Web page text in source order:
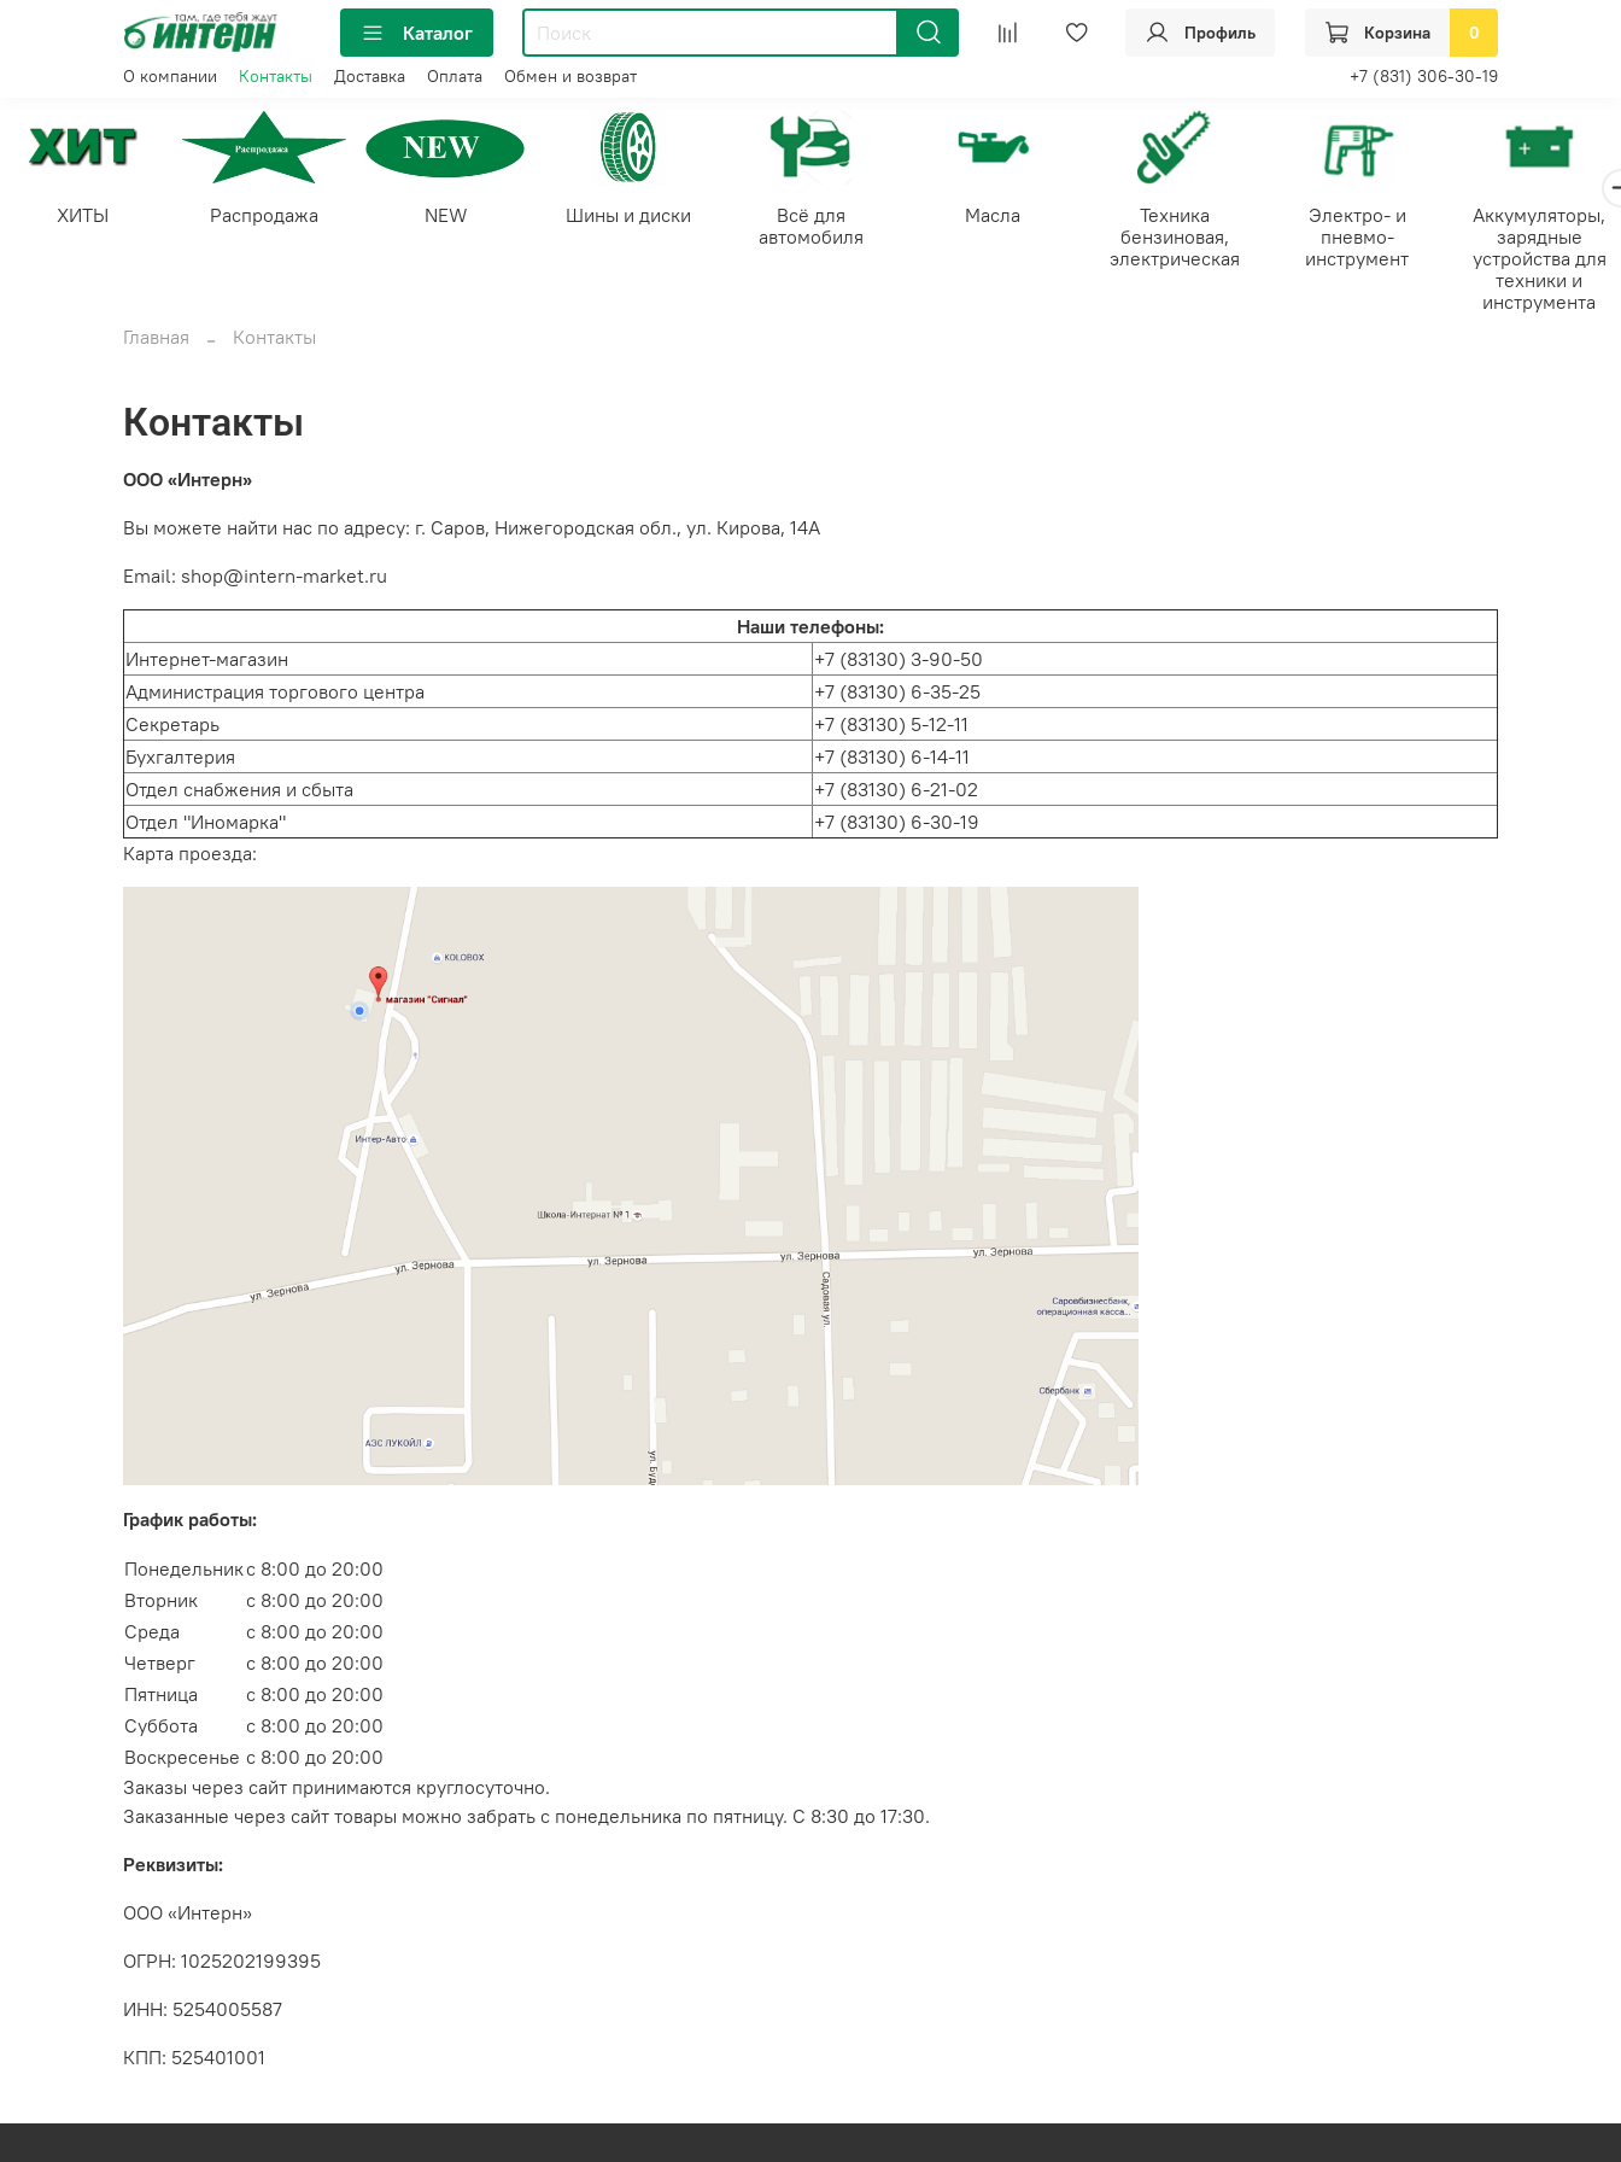
Каталог Профиль Корзина 0
О компании Контакты Доставка Оплата Обмен и возврат +7 (831) 306-30-19
ХИТЫ Распродажа NEW Шины и диски
Всё для
автомобиля
Масла
Техника
бензиновая,
электрическая
Электро- и
пневмо-
инструмент
Аккумуляторы,
зарядные
устройства для
техники и
инструмента
Главная
Контакты
Контакты
ООО «Интерн»
Вы можете найти нас по адресу: г. Саров, Нижегородская обл., ул. Кирова, 14А
Email: shop@intern-market.ru
Наши телефоны:
Интернет-магазин
+7 (83130) 3-90-50
Администрация торгового центра
+7 (83130) 6-35-25
Секретарь
+7 (83130) 5-12-11
Бухгалтерия
+7 (83130) 6-14-11
Отдел снабжения и сбыта
+7 (83130) 6-21-02
Отдел "Иномарка"
+7 (83130) 6-30-19
Карта проезда:
График работы:
Понедельникс 8:00 до 20:00
Вторник
с 8:00 до 20:00
Среда
с 8:00 до 20:00
Четверг
с 8:00 до 20:00
Пятница
с 8:00 до 20:00
Суббота
с 8:00 до 20:00
Воскресенье с 8:00 до 20:00
Заказы через сайт принимаются круглосуточно.
Заказанные через сайт товары можно забрать с понедельника по пятницу. С 8:30 до 17:30.
Реквизиты:
ООО «Интерн»
ОГРН: 1025202199395
ИНН: 5254005587
КПП: 525401001